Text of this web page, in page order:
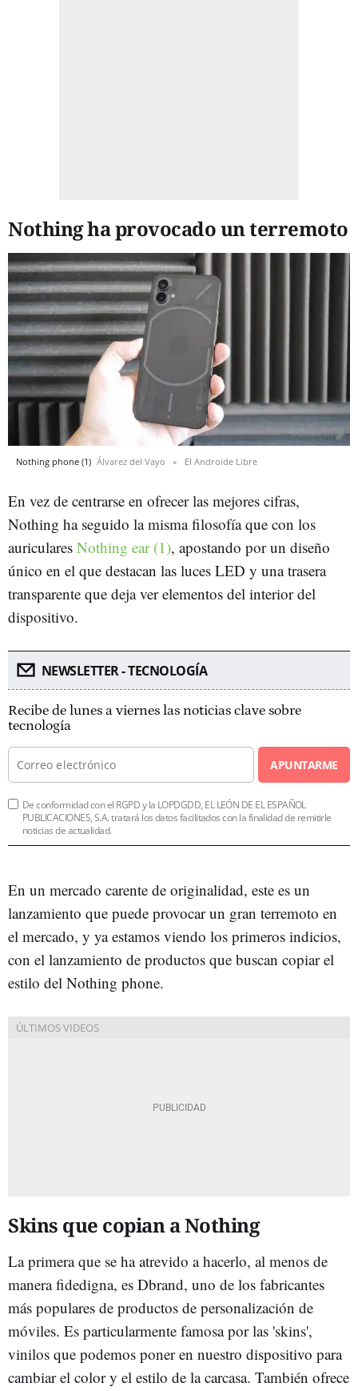
Nothing ha provocado un terremoto
Nothing phone (1) Álvarez del Vayo El Androide Libre
En vez de centrarse en ofrecer las mejores cifras,
Nothing ha seguido la misma filosofía que con los
auriculares Nothing ear (1), apostando por un diseño
único en el que destacan las luces LED y una trasera
transparente que deja ver elementos del interior del
dispositivo.
NEWSLETTER - TECNOLOGÍA
Recibe de lunes a viernes las noticias clave sobre
tecnología
APUNTARME
De conformidad con el RGPD y la LOPDGDD, EL LEÓN DE EL ESPAÑOL
PUBLICACIONES, S.A. tratará los datos facilitados con la finalidad de remitirle
noticias de actualidad.
En un mercado carente de originalidad, este es un
lanzamiento que puede provocar un gran terremoto en
el mercado, y ya estamos viendo los primeros indicios,
con el lanzamiento de productos que buscan copiar el
estilo del Nothing phone.
Skins que copian a Nothing
La primera que se ha atrevido a hacerlo, al menos de
manera fidedigna, es Dbrand, uno de los fabricantes
más populares de productos de personalización de
móviles. Es particularmente famosa por las 'skins',
vinilos que podemos poner en nuestro dispositivo para
cambiar el color y el estilo de la carcasa. También ofrece